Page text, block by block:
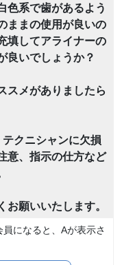
色系で歯があるよう
ままの使用が良いの
填してアライナーの
良いでしょうか？
スメがありましたら
テクニシャンに欠損
意、指示の仕方など
お願いいたします。
になると、Aが表示さ